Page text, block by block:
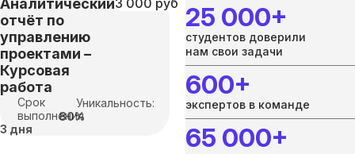
Аналитический
отчёт по
управлению
проектами –
Курсовая
работа
3 000 руб
Срок
выполнения
3 дня
Уникальность:
80%
25 000+
студентов доверили
нам свои задачи
600+
экспертов в команде
65 000+